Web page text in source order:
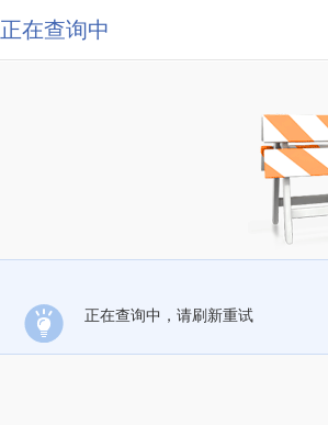
正在查询中
正在查询中，请刷新重试